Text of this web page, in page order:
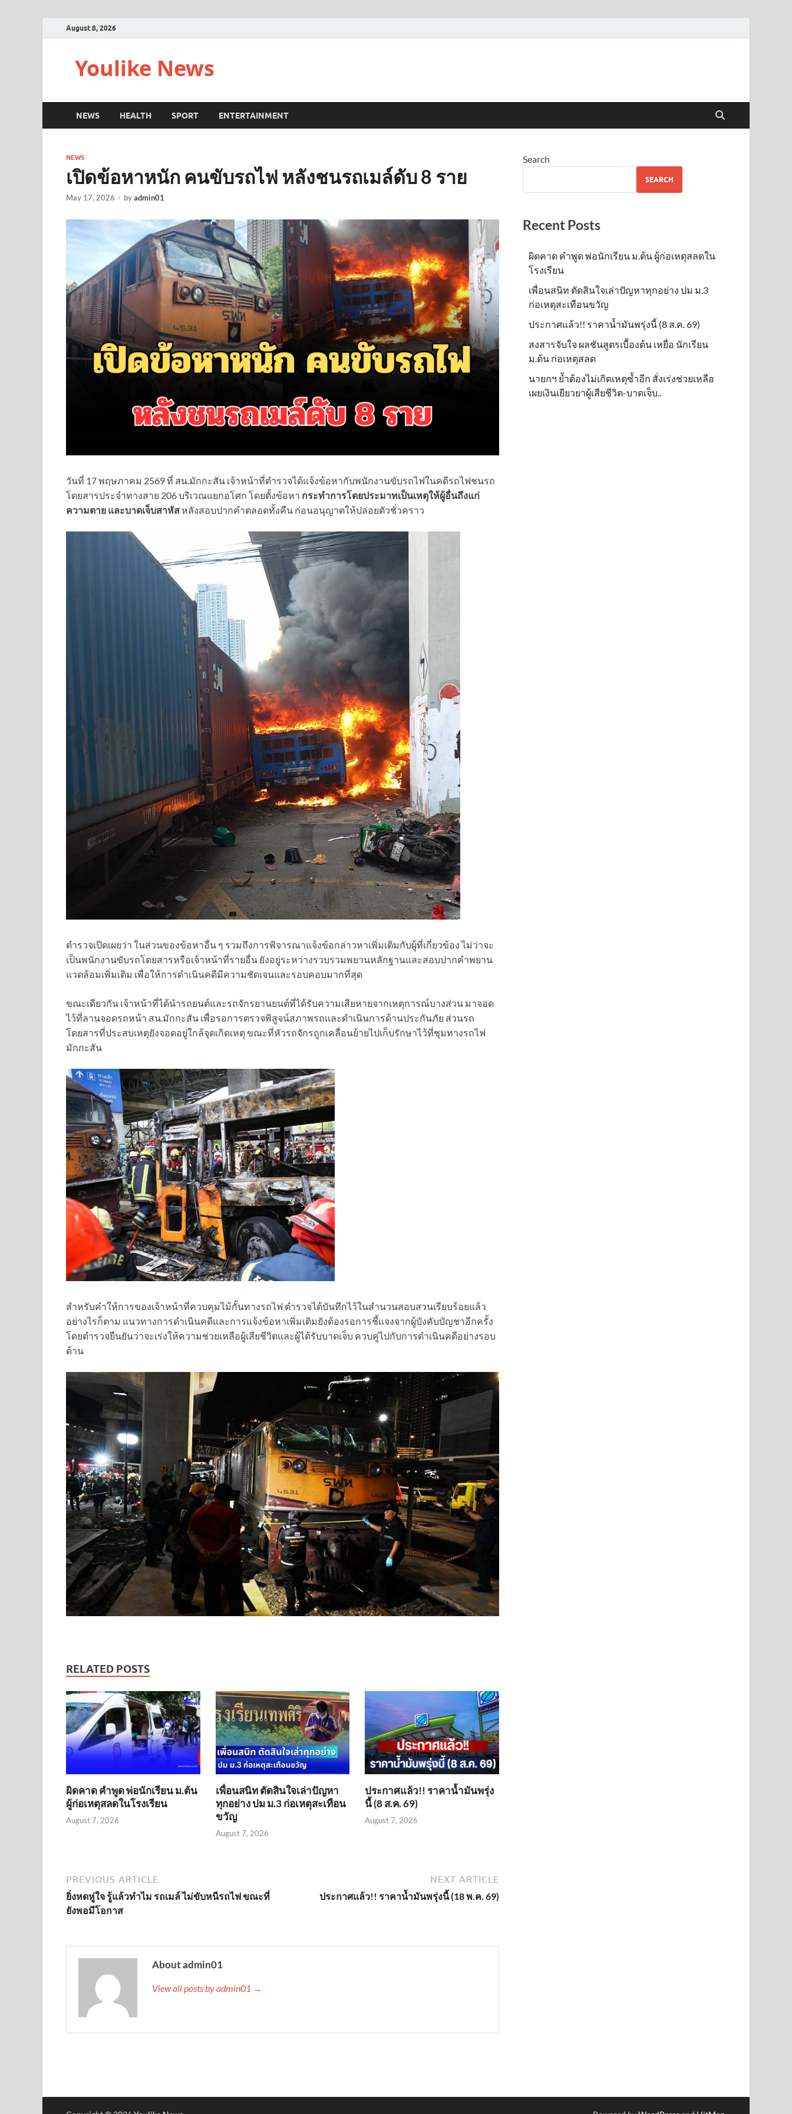
August 8, 2026
Youlike News
NEWS HEALTH SPORT ENTERTAINMENT
NEWS
เปิดข้อหาหนัก คนขับรถไฟ หลังชนรถเมล์ดับ 8 ราย
May 17, 2026 - byadmin01
วันที่ 17 พฤษภาคม 2569 ที่ สน.มักกะสัน เจ้าหน้าที่ตำรวจได้แจ้งข้อหากับพนักงานขับรถไฟในคดีรถไฟชนรถ
โดยสารประจำทางสาย 206 บริเวณแยกอโศก โดยตั้งข้อหา กระทำการโดยประมาทเป็นเหตุให้ผู้อื่นถึงแก่
ความตาย และบาดเจ็บสาหัสหลังสอบปากคำตลอดทั้งคืน ก่อนอนุญาตให้ปล่อยตัวชั่วคราว
ตำรวจเปิดเผยว่า ในส่วนของข้อหาอื่น ๆ รวมถึงการพิจารณาแจ้งข้อกล่าวหาเพิ่มเติมกับผู้ที่เกี่ยวข้อง ไม่ว่าจะ
เป็นพนักงานขับรถโดยสารหรือเจ้าหน้าที่รายอื่น ยังอยู่ระหว่างรวบรวมพยานหลักฐานและสอบปากคำพยาน
แวดล้อมเพิ่มเติม เพื่อให้การดำเนินคดีมีความชัดเจนและรอบคอบมากที่สุด
ขณะเดียวกัน เจ้าหน้าที่ได้นำรถยนต์และรถจักรยานยนต์ที่ได้รับความเสียหายจากเหตุการณ์บางส่วน มาจอด
ไว้ที่ลานจอดรถหน้า สน.มักกะสัน เพื่อรอการตรวจพิสูจน์สภาพรถและดำเนินการด้านประกันภัย ส่วนรถ
โดยสารที่ประสบเหตุยังจอดอยู่ใกล้จุดเกิดเหตุ ขณะที่หัวรถจักรถูกเคลื่อนย้ายไปเก็บรักษาไว้ที่ชุมทางรถไฟ
มักกะสัน
สำหรับคำให้การของเจ้าหน้าที่ควบคุมไม้กั้นทางรถไฟ ตำรวจได้บันทึกไว้ในสำนวนสอบสวนเรียบร้อยแล้ว
อย่างไรก็ตาม แนวทางการดำเนินคดีและการแจ้งข้อหาเพิ่มเติมยังต้องรอการชี้แจงจากผู้บังคับบัญชาอีกครั้ง
โดยตำรวจยืนยันว่าจะเร่งให้ความช่วยเหลือผู้เสียชีวิตและผู้ได้รับบาดเจ็บ ควบคู่ไปกับการดำเนินคดีอย่างรอบ
ด้าน
RELATED POSTS
ผิดคาด คำพูด พ่อนักเรียน ม.ต้น
ผู้ก่อเหตุสลดในโรงเรียน
August 7, 2026
เพื่อนสนิท ตัดสินใจเล่าปัญหา
ทุกอย่าง ปม ม.3 ก่อเหตุสะเทือน
ขวัญ
August 7, 2026
ประกาศแล้ว!! ราคาน้ำมันพรุ่ง
นี้ (8 ส.ค. 69)
August 7, 2026
PREVIOUS ARTICLE
ยิ่งหดหู่ใจ รู้แล้วทำไม รถเมล์ ไม่ขับหนีรถไฟ ขณะที่
ยังพอมีโอกาส
NEXT ARTICLE
ประกาศแล้ว!! ราคาน้ำมันพรุ่งนี้ (18 พ.ค. 69)
About admin01
View all posts by admin01 →
Search
SEARCH
Recent Posts
ผิดคาด คำพูด พ่อนักเรียน ม.ต้น ผู้ก่อเหตุสลดใน
โรงเรียน
เพื่อนสนิท ตัดสินใจเล่าปัญหาทุกอย่าง ปม ม.3
ก่อเหตุสะเทือนขวัญ
ประกาศแล้ว!! ราคาน้ำมันพรุ่งนี้ (8 ส.ค. 69)
สงสารจับใจ ผลชันสูตรเบื้องต้น เหยื่อ นักเรียน
ม.ต้น ก่อเหตุสลด
นายกฯ ย้ำต้องไม่เกิดเหตุซ้ำอีก สั่งเร่งช่วยเหลือ
เผยเงินเยียวยาผู้เสียชีวิต-บาดเจ็บ..